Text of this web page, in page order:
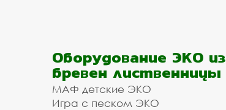
Оборудование ЭКО из
бревен лиственницы
МАФ детские ЭКО
Игра с песком ЭКО